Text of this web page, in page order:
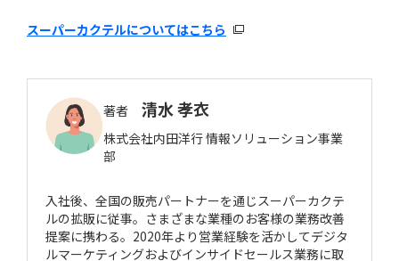
スーパーカクテルについてはこちら
著者 清水 孝衣
株式会社内田洋行 情報ソリューション事業
部
入社後、全国の販売パートナーを通じスーパーカクテ
ルの拡販に従事。さまざまな業種のお客様の業務改善
提案に携わる。2020年より営業経験を活かしてデジタ
ルマーケティングおよびインサイドセールス業務に取